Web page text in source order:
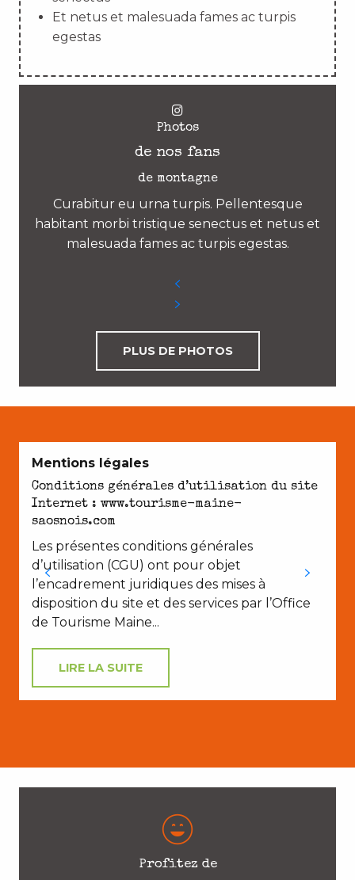
Et netus et malesuada fames ac turpis
egestas
Photos
de nos fans
de montagne
Curabitur eu urna turpis. Pellentesque
habitant morbi tristique senectus et netus et
malesuada fames ac turpis egestas.
PLUS DE PHOTOS
Mentions légales
Conditions générales d’utilisation du site
Internet : www.tourisme-maine-
saosnois.com
Les présentes conditions générales
d’utilisation (CGU) ont pour objet
l’encadrement juridiques des mises à
disposition du site et des services par l’Office
de Tourisme Maine...
LIRE LA SUITE
Profitez de